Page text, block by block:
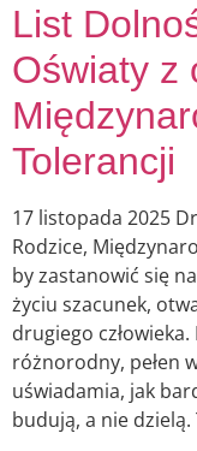
List
Oświaty z
Tolerancji
17 listopada 2025
Rodzice,
by zastanowić się
życiu szacunek,
drugiego
różnorodny, pełen
uświadamia, jak
budują, a nie